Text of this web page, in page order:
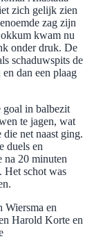
zich gelijk zien
zag zijn
kwam nu
onder druk. De
schaduwspits de
dan een plaag
goal in balbezit
te jagen, wat
net naast ging.
duels en
na 20 minuten
Het schot was
en
Harold Korte en